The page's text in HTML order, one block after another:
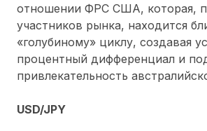
отношении ФРС США, которая,
участников рынка, находится
«голубиному» циклу, создавая
процентный дифференциал и
привлекательность
USD/JPY